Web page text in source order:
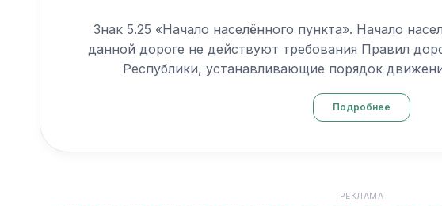
Знак 5.25 «Начало населённого пункта». Начало
данной дороге не действуют требования Правил
Республики, устанавливающие порядок
Подробнее
РЕКЛАМА